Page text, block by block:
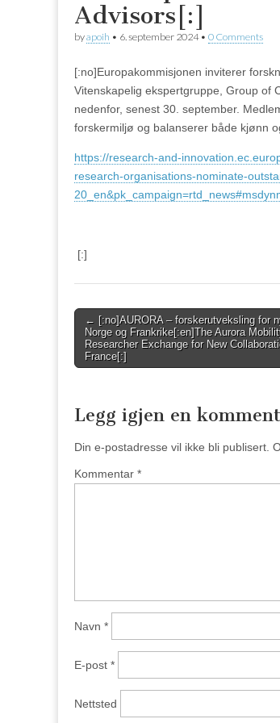
Advisors[:]
byapoih • 6. september 2024• 0 Comments
[:no]Europakommisjonen inviterer
Vitenskapelig ekspertgruppe, Group of
nedenfor, senest 30. september.
forskermiljø og balanserer både kjønn
https://research-and-
research-organisations-nominate-
[:]
Post
navigation
← [:no]AURORA – forskerutveksling for
Norge og Frankrike[:en]The Aurora
Researcher Exchange for New
France[:]
Legg igjen en
Din e-postadresse vil ikke bli publisert.
Kommentar *
Navn *
E-post *
Nettsted